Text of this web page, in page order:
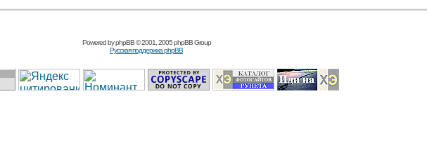
Powered byphpBB© 2001, 2005 phpBB Group
Русская поддержка phpBB